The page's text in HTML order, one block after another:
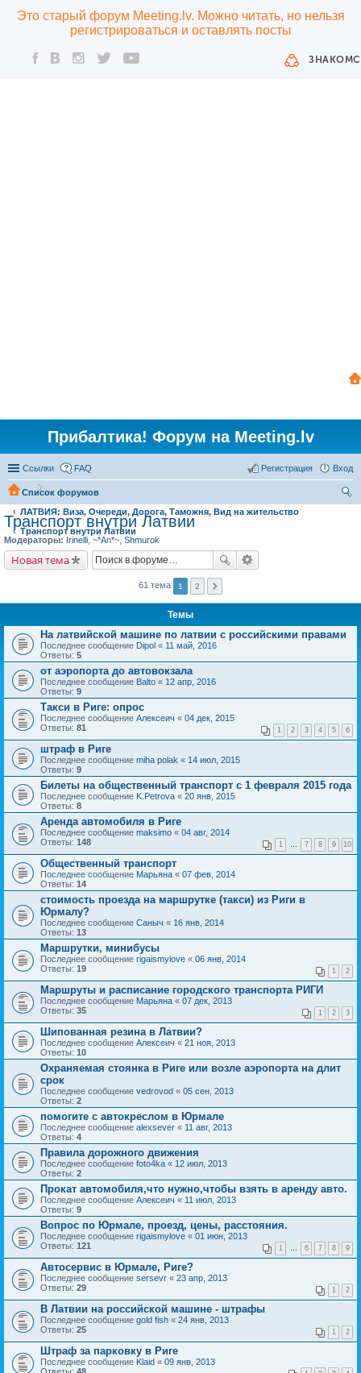
Это старый форум Meeting.lv. Можно читать, но нельзя
регистрироваться и оставлять посты
Прибалтика! Форум на Meeting.lv
Ссылки FAQ Вход
Регистрация
Список форумов
ЛАТВИЯ: Виза, Очереди, Дорога, Таможня, Вид на жительство
Транспорт внутри Латвии
Транспорт внутри Латвии
Модераторы: Irinelli ~*An*~ Shmurok
Новая тема
61 тема 1 2
Темы
На латвийской машине по латвии с российскими правами
Последнее сообщение Dipol « 11 май, 2016
Ответы: 5
от аэропорта до автовокзала
Последнее сообщение Balto « 12 апр, 2016
Ответы: 9
Такси в Риге: опрос
Последнее сообщение Алексеич « 04 дек, 2015
Ответы: 81 1 2 3 4 5 6
штраф в Риге
Последнее сообщение miha polak « 14 июл, 2015
Ответы: 9
Билеты на общественный транспорт с 1 февраля 2015 года
Последнее сообщение K.Petrova « 20 янв, 2015
Ответы: 8
Аренда автомобиля в Риге
Последнее сообщение maksimo « 04 авг, 2014
Ответы: 148 1 7 8 9 10
Общественный транспорт
Последнее сообщение Марьяна « 07 фев, 2014
Ответы: 14
стоимость проезда на маршрутке (такси) из Риги в
Юрмалу?
Последнее сообщение Саныч « 16 янв, 2014
Ответы: 13
Маршрутки, минибусы
Последнее сообщение rigaismylove « 06 янв, 2014
Ответы: 19 1 2
Маршруты и расписание городского транспорта РИГИ
Последнее сообщение Марьяна « 07 дек, 2013
Ответы: 35 1 2 3
Шипованная резина в Латвии?
Последнее сообщение Алексеич « 21 ноя, 2013
Ответы: 10
Охраняемая стоянка в Риге или возле аэропорта на длит
срок
Последнее сообщение vedrovod « 05 сен, 2013
Ответы: 2
помогите с автокреслом в Юрмале
Последнее сообщение alexsever « 11 авг, 2013
Ответы: 4
Правила дорожного движения
Последнее сообщение foto4ka « 12 июл, 2013
Ответы: 2
Прокат автомобиля,что нужно,чтобы взять в аренду авто.
Последнее сообщение Алексеич « 11 июл, 2013
Ответы: 9
Вопрос по Юрмале, проезд, цены, расстояния.
Последнее сообщение rigaismylove « 01 июн, 2013
Ответы: 121 1 6 7 8 9
Автосервис в Юрмале, Риге?
Последнее сообщение sersevr « 23 апр, 2013
Ответы: 29 1 2
В Латвии на российской машине - штрафы
Последнее сообщение gold fish « 24 янв, 2013
Ответы: 25 1 2
Штраф за парковку в Риге
Последнее сообщение Klaid « 09 янв, 2013